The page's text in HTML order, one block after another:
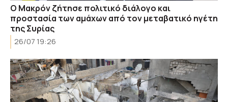
Ο Μακρόν ζήτησε πολιτικό διάλογο και
προστασία των αμάχων από τον μεταβατικό ηγέτη
της Συρίας
26/07 19:26